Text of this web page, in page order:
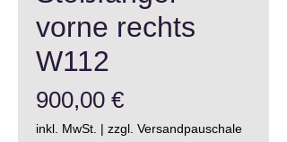
vorne rechts
W112
900,00 €Preis
inkl. MwSt. | zzgl. Versandpauschale